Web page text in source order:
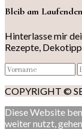
Bleib am Laufenden
Hinterlasse mir
Rezepte,
COPYRIGHT ©
Diese Website
weiter nutzt,